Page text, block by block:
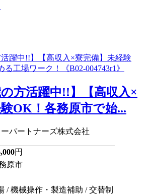
の方活躍中!!】【高収入×
OK！各務原市で始...
パートナーズ株式会社
円
原市
/ 機械操作・製造補助 / 交替制